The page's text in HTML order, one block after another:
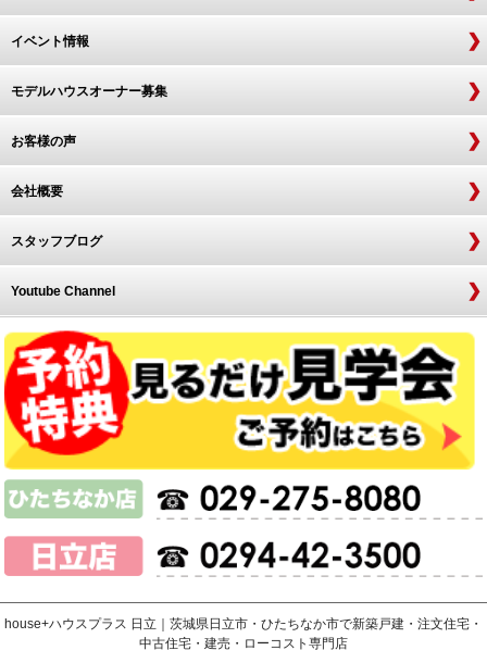
イベント情報
モデルハウスオーナー募集
お客様の声
会社概要
スタッフブログ
Youtube Channel
house+ハウスプラス 日立｜茨城県日立市・ひたちなか市で新築戸建・注文住宅・
中古住宅・建売・ローコスト専門店